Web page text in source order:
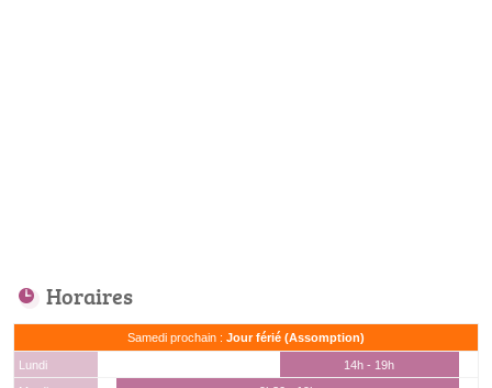
Horaires
Samedi prochain : Jour férié (Assomption)
Lundi
14h - 19h